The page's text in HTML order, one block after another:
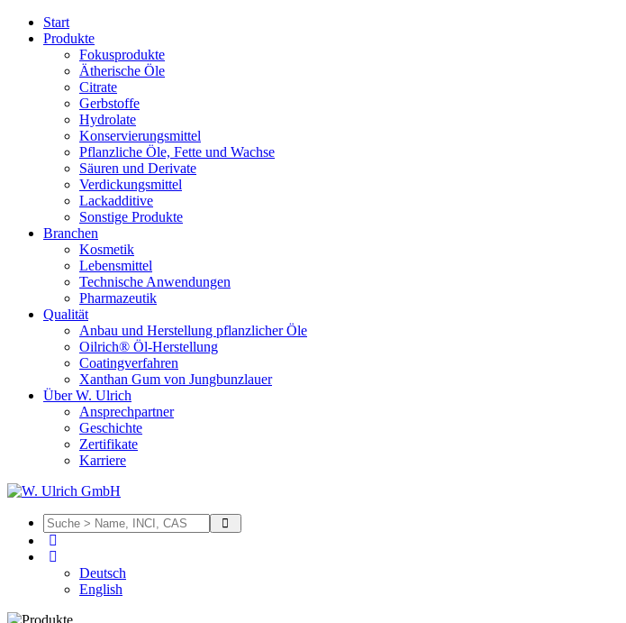
Start
Produkte
Fokusprodukte
Ätherische Öle
Citrate
Gerbstoffe
Hydrolate
Konservierungsmittel
Pflanzliche Öle, Fette und Wachse
Säuren und Derivate
Verdickungsmittel
Lackadditive
Sonstige Produkte
Branchen
Kosmetik
Lebensmittel
Technische Anwendungen
Pharmazeutik
Qualität
Anbau und Herstellung pflanzlicher Öle
Oilrich® Öl-Herstellung
Coatingverfahren
Xanthan Gum von Jungbunzlauer
Über W. Ulrich
Ansprechpartner
Geschichte
Zertifikate
Karriere
Deutsch
English